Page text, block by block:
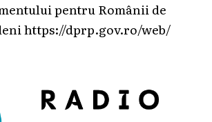
pentru Românii de
https://dprp.gov.ro/web/